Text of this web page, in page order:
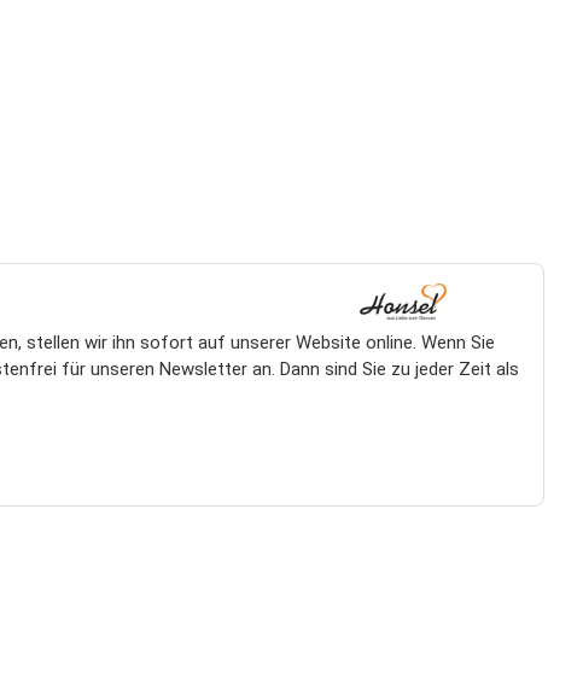
stellen wir ihn sofort auf unserer Website online. Wenn Sie
für unseren Newsletter an. Dann sind Sie zu jeder Zeit als